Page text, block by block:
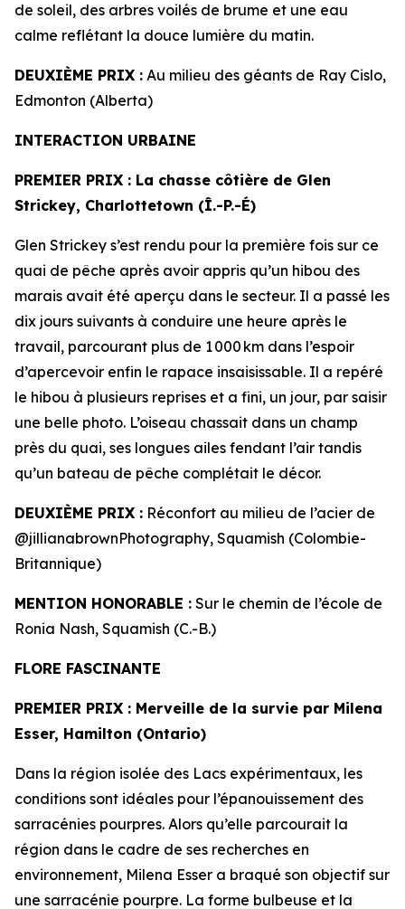
de soleil, des arbres voilés de brume et une eau
calme reflétant la douce lumière du matin.
DEUXIÈME PRIX : Au milieu des géants de Ray Cislo,
Edmonton (Alberta)
INTERACTION URBAINE
PREMIER PRIX : La chasse côtière de Glen
Strickey, Charlottetown (Î.-P.-É)
Glen Strickey s’est rendu pour la première fois sur ce
quai de pêche après avoir appris qu’un hibou des
marais avait été aperçu dans le secteur. Il a passé les
dix jours suivants à conduire une heure après le
travail, parcourant plus de 1 000 km dans l’espoir
d’apercevoir enfin le rapace insaisissable. Il a repéré
le hibou à plusieurs reprises et a fini, un jour, par saisir
une belle photo. L’oiseau chassait dans un champ
près du quai, ses longues ailes fendant l’air tandis
qu’un bateau de pêche complétait le décor.
DEUXIÈME PRIX : Réconfort au milieu de l’acier de
@jillianabrownPhotography, Squamish (Colombie-
Britannique)
MENTION HONORABLE : Sur le chemin de l’école de
Ronia Nash, Squamish (C.-B.)
FLORE FASCINANTE
PREMIER PRIX : Merveille de la survie par Milena
Esser, Hamilton (Ontario)
Dans la région isolée des Lacs expérimentaux, les
conditions sont idéales pour l’épanouissement des
sarracénies pourpres. Alors qu’elle parcourait la
région dans le cadre de ses recherches en
environnement, Milena Esser a braqué son objectif sur
une sarracénie pourpre. La forme bulbeuse et la